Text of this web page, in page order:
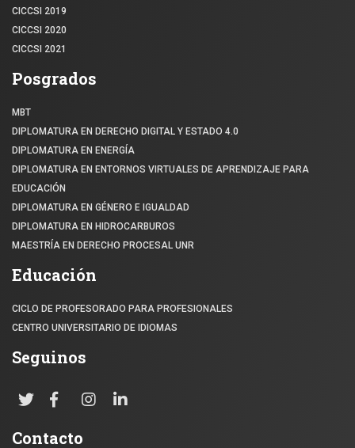
CICCSI 2019
CICCSI 2020
CICCSI 2021
Posgrados
MBT
DIPLOMATURA EN DERECHO DIGITAL Y ESTADO 4.0
DIPLOMATURA EN ENERGÍA
DIPLOMATURA EN ENTORNOS VIRTUALES DE APRENDIZAJE PARA
EDUCACIÓN
DIPLOMATURA EN GÉNERO E IGUALDAD
DIPLOMATURA EN HIDROCARBUROS
MAESTRÍA EN DERECHO PROCESAL UNR
Educación
CICLO DE PROFESORADO PARA PROFESIONALES
CENTRO UNIVERSITARIO DE IDIOMAS
Seguinos
Contacto